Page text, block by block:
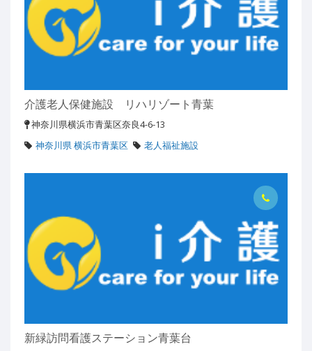
介護老人保健施設 リハリゾート青葉
神奈川県横浜市青葉区奈良4-6-13
神奈川県 横浜市青葉区
老人福祉施設
新緑訪問看護ステーション青葉台